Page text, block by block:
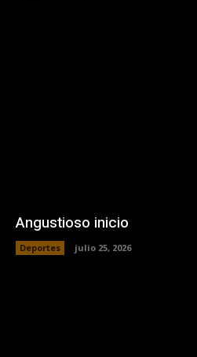
Angustioso inicio
Deportes julio 25, 2026